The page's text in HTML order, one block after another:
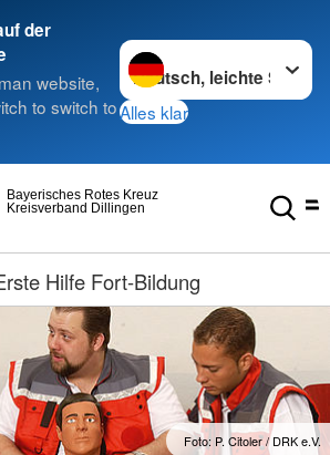
der
website,
to switch to
Sprache wechseln zu
Alles klar
Kreisverband Dillingen
Bayerisches Rotes Kreuz
Hilfe Fort-Bildung
Foto: P. Citoler / DRK e.V.